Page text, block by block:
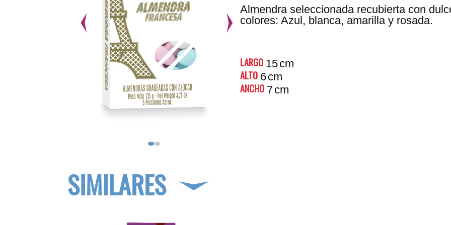
Almendra seleccionada recubierta con
colores: Azul, blanca, amarilla y rosada.
LARGO 15cm
ALTO 6cm
ANCHO 7cm
SIMILARES